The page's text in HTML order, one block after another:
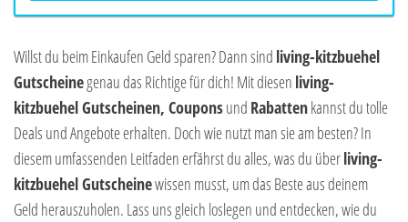
Willst du beim Einkaufen Geld sparen? Dann sind living-kitzbuehel
Gutscheinegenau das Richtige für dich! Mit diesen living-
kitzbuehel Gutscheinen, Couponsund Rabattenkannst du tolle
Deals und Angebote erhalten. Doch wie nutzt man sie am besten? In
diesem umfassenden Leitfaden erfährst du alles, was du überliving-
kitzbuehel Gutscheinewissen musst, um das Beste aus deinem
Geld herauszuholen. Lass uns gleich loslegen und entdecken, wie du